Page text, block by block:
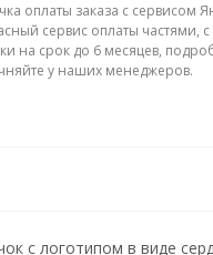
оплаты заказа с сервисом
сервис оплаты частями,
на срок до 6 месяцев,
у наших менеджеров.
с логотипом в виде